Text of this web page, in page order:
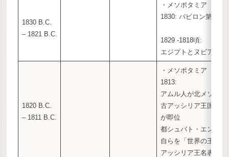
1830 B.C.
– 1821 B.C.
・メソポタミア
1830: バビロン第1王
1829 -1818頃:
エジプトとヌビア間に
1820 B.C.
– 1811 B.C.
・メソポタミア
1813:
アムル人が北メソポタ
古アッシリア王国の
が即位
都シュバト・エンリ
自らを「世界の王」と
アッシリア王名表を初